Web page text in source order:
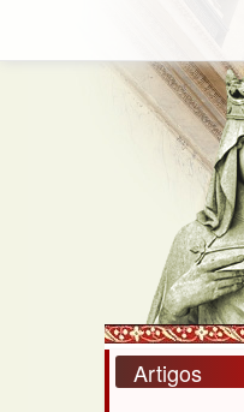
Artigos